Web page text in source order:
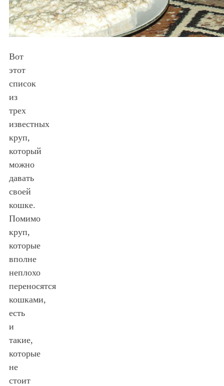
Вот
этот
список
из
трех
известных
круп,
который
можно
давать
своей
кошке.
Помимо
круп,
которые
вполне
неплохо
переносятся
кошками,
есть
и
такие,
которые
не
стоит